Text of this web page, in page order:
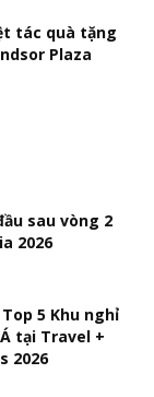
tác quà tặng
Plaza
sau vòng 2
2026
5 Khu nghỉ
tại Travel +
2026